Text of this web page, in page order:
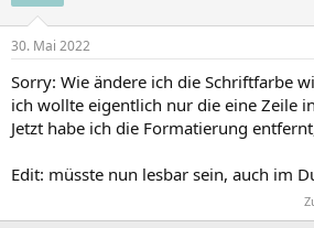
e
:
30. Mai 2022
Sorry: Wie ändere ich die Schriftfarbe
ich wollte eigentlich nur die eine Zeile
Jetzt habe ich die Formatierung
Edit: müsste nun lesbar sein, auch im